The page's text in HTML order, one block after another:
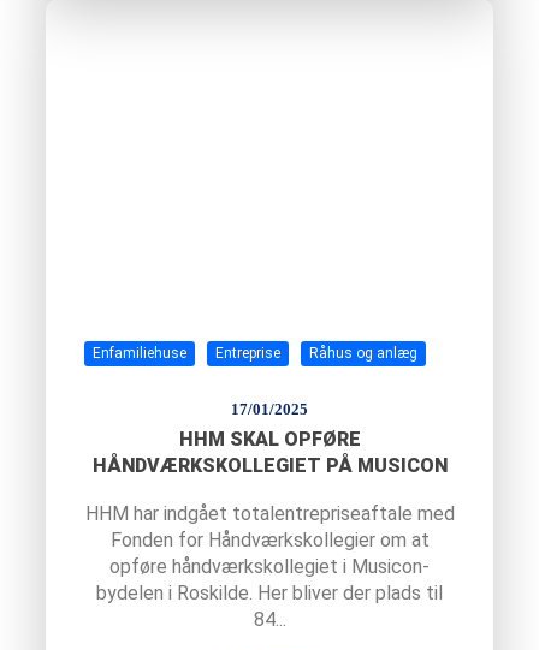
Enfamiliehuse Entreprise Råhus og anlæg
17/01/2025
HHM SKAL OPFØRE
HÅNDVÆRKSKOLLEGIET PÅ MUSICON
HHM har indgået totalentrepriseaftale med
Fonden for Håndværkskollegier om at
opføre håndværkskollegiet i Musicon-
bydelen i Roskilde. Her bliver der plads til
84...